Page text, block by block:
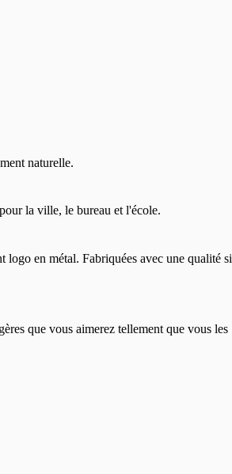
naturelle.
la ville, le bureau et l'école.
logo en métal. Fabriquées avec une qualité si
que vous aimerez tellement que vous les